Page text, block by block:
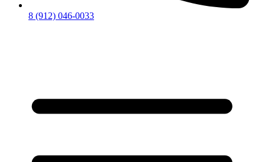
8 (912) 046-0033